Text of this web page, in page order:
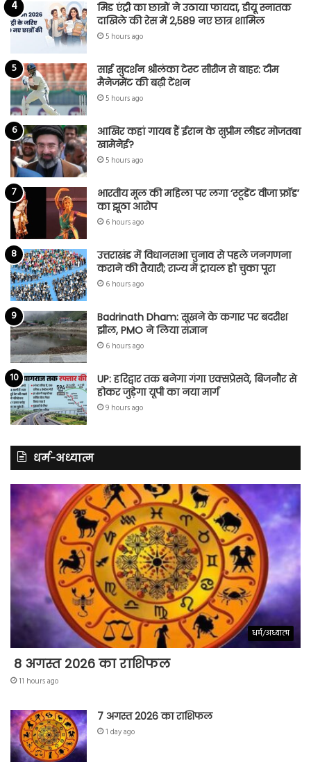
मिड एंट्री का छात्रों ने उठाया फायदा, डीयू स्नातक
दाखिले की रेस में 2,589 नए छात्र शामिल
5 hours ago
साई सुदर्शन श्रीलंका टेस्ट सीरीज से बाहर: टीम
मैनेजमेंट की बढ़ी टेंशन
5 hours ago
आखिर कहां गायब हैं ईरान के सुप्रीम लीडर मोजतबा
खामेनेई?
5 hours ago
भारतीय मूल की महिला पर लगा ‘स्टूडेंट वीजा फ्रॉड’
का झूठा आरोप
6 hours ago
उत्तराखंड में विधानसभा चुनाव से पहले जनगणना
कराने की तैयारी; राज्य में ट्रायल हो चुका पूरा
6 hours ago
Badrinath Dham: सूखने के कगार पर बदरीश
झील, PMO ने लिया संज्ञान
6 hours ago
UP: हरिद्वार तक बनेगा गंगा एक्सप्रेसवे, बिजनौर से
होकर जुड़ेगा यूपी का नया मार्ग
9 hours ago
धर्म-अध्यात्म
धर्म/अध्यात्म
8 अगस्त 2026 का राशिफल
11 hours ago
7 अगस्त 2026 का राशिफल
1 day ago